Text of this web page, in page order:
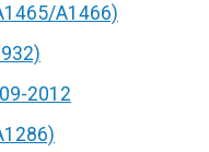
A1466)
2012